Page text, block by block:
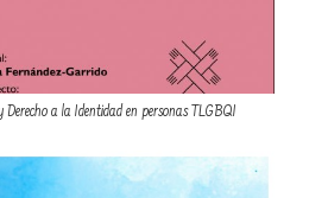
a la Identidad en personas TLGBQI